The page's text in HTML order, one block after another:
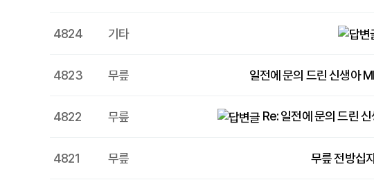
4824 기타
4823 무릎 일전에 문의 드린 신생아
4822 무릎 Re: 일전에 문의 드린
4821 무릎 무릎 전방십